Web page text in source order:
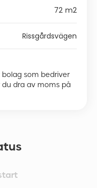
72 m2
Rissgårdsvägen
som bedriver
dra av moms på